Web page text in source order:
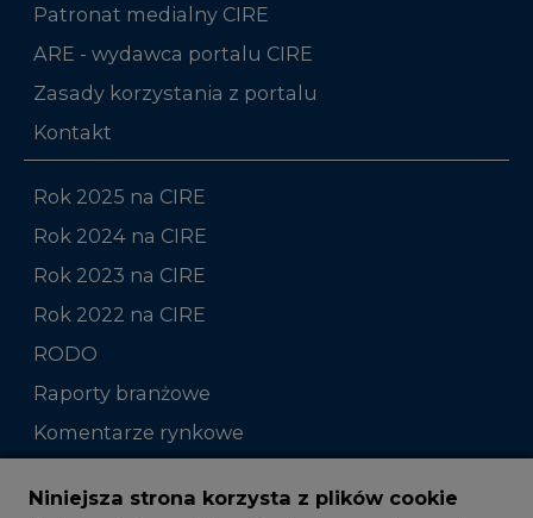
Patronat medialny CIRE
ARE - wydawca portalu CIRE
Zasady korzystania z portalu
Kontakt
Rok 2025 na CIRE
Rok 2024 na CIRE
Rok 2023 na CIRE
Rok 2022 na CIRE
RODO
Raporty branżowe
Komentarze rynkowe
Zmiany kadrowe na rynku
Niniejsza strona korzysta z plików cookie